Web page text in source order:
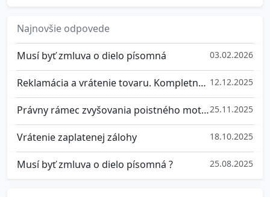
Najnovšie odpovede
Musí byť zmluva o dielo písomná 03.02.2026
Reklamácia a vrátenie tovaru. Kompletný prehľad práv 12.12.2025
Právny rámec zvyšovania poistného motorových vozidiel na Slovensku25.11.2025
Vrátenie zaplatenej zálohy 18.10.2025
Musí byť zmluva o dielo písomná ? 25.08.2025